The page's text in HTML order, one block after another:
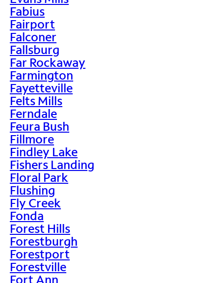
Fabius
Fairport
Falconer
Fallsburg
Far Rockaway
Farmington
Fayetteville
Felts Mills
Ferndale
Feura Bush
Fillmore
Findley Lake
Fishers Landing
Floral Park
Flushing
Fly Creek
Fonda
Forest Hills
Forestburgh
Forestport
Forestville
Fort Ann